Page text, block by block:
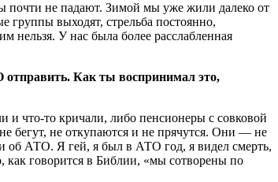
почти не падают. Зимой мы уже жили далеко от
группы выходят, стрельба постоянно,
нельзя. У нас была более расслабленная
Как ты воспринимал это,
и что-то кричали, либо пенсионеры с совковой
бегут, не откупаются и не прячутся. Они — не
об АТО. Я гей, я был в АТО год, я видел смерть,
как говорится в Библии, «мы сотворены по